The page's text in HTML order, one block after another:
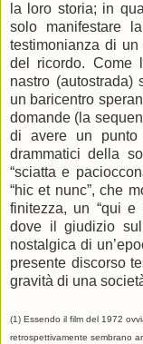
la loro storia; in
solo manifestare
testimonianza di
del ricordo. Come
nastro (autostrada)
un baricentro
domande (la
di avere un punto
drammatici della
“sciatta e
“hic et nunc”, che
finitezza, un “qui e
dove il giudizio sul
nostalgica di
presente discorso
gravità di una
(1) Essendo il film del 1972
retrospettivamente sembrano